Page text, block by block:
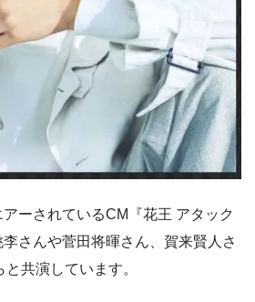
ーされているCM『花王 アタック
さんや菅田将暉さん、賀来賢人さ
共演しています。